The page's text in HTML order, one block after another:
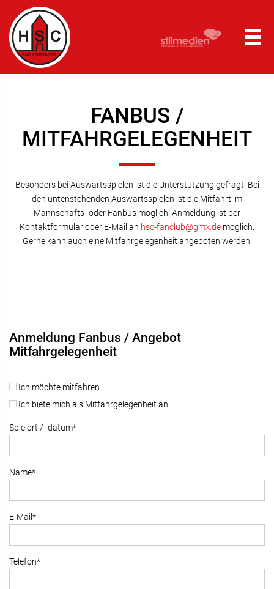
FANBUS /
MITFAHRGELEGENHEIT
Besonders bei Auswärtsspielen ist die Unterstützung gefragt. Bei
den untenstehenden Auswärtsspielen ist die Mitfahrt im
Mannschafts- oder Fanbus möglich. Anmeldung ist per
Kontaktformular oder E-Mail an hsc-fanclub@gmx.de möglich.
Gerne kann auch eine Mitfahrgelegenheit angeboten werden.
Anmeldung Fanbus / Angebot
Mitfahrgelegenheit
Ich möchte mitfahren
Ich biete mich als Mitfahrgelegenheit an
Spielort / -datum*
Name*
E-Mail*
Telefon*